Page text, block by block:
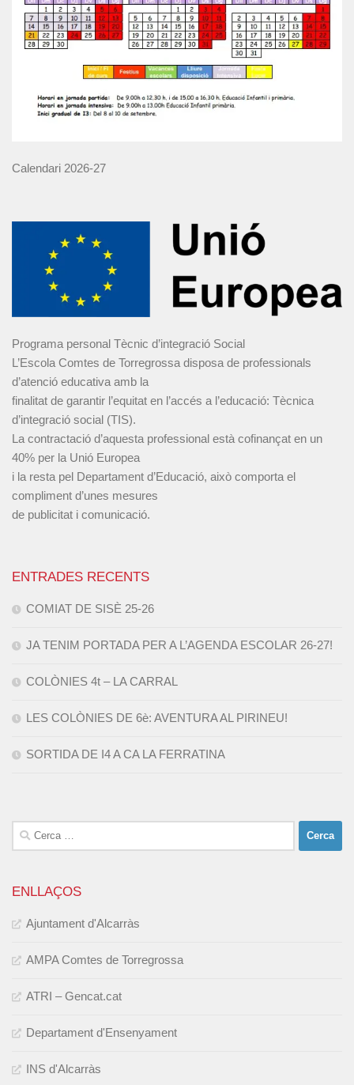
Calendari 2026-27
Programa personal Tècnic d’integració Social
L’Escola Comtes de Torregrossa disposa de professionals
d’atenció educativa amb la
finalitat de garantir l’equitat en l’accés a l’educació: Tècnica
d’integració social (TIS).
La contractació d’aquesta professional està cofinançat en un
40% per la Unió Europea
i la resta pel Departament d’Educació, això comporta el
compliment d’unes mesures
de publicitat i comunicació.
ENTRADES RECENTS
COMIAT DE SISÈ 25-26
JA TENIM PORTADA PER A L’AGENDA ESCOLAR 26-27!
COLÒNIES 4t – LA CARRAL
LES COLÒNIES DE 6è: AVENTURA AL PIRINEU!
SORTIDA DE I4 A CA LA FERRATINA
Cerca:
ENLLAÇOS
Ajuntament d'Alcarràs
AMPA Comtes de Torregrossa
ATRI – Gencat.cat
Departament d'Ensenyament
INS d'Alcarràs